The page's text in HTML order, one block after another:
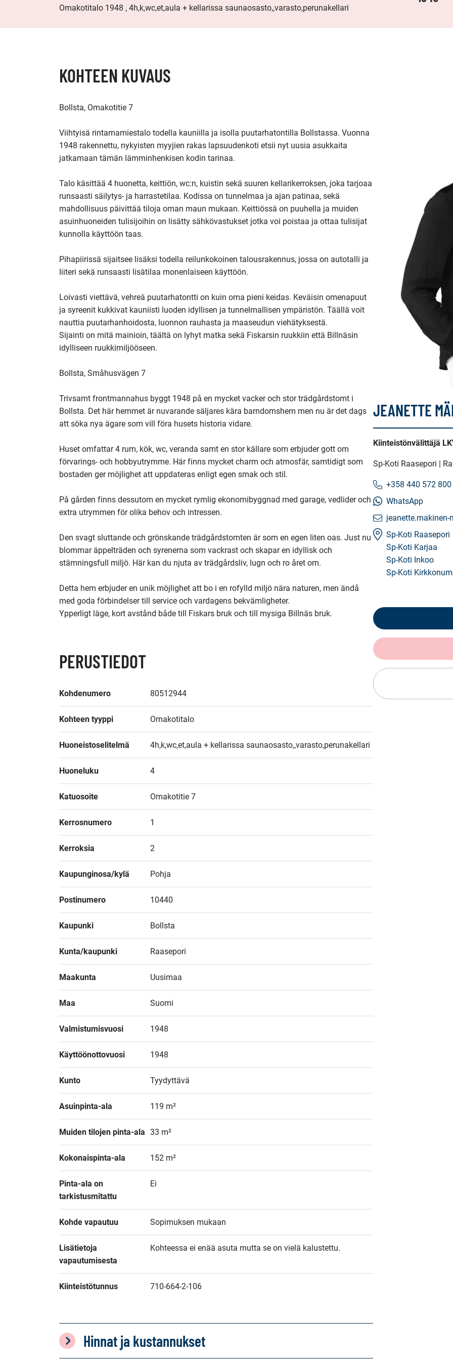
Omakotitalo 1948 , 4h,k,wc,et,aula + kellarissa saunaosasto,,varasto,perunakellari
KOHTEEN KUVAUS
Bollsta, Omakotitie 7
Viihtyisä rintamamiestalo todella kauniilla ja isolla puutarhatontilla Bollstassa. Vuonna
1948 rakennettu, nykyisten myyjien rakas lapsuudenkoti etsii nyt uusia asukkaita
jatkamaan tämän lämminhenkisen kodin tarinaa.
Talo käsittää 4 huonetta, keittiön, wc:n, kuistin sekä suuren kellarikerroksen, joka tarjoaa
runsaasti säilytys- ja harrastetilaa. Kodissa on tunnelmaa ja ajan patinaa, sekä
mahdollisuus päivittää tiloja oman maun mukaan. Keittiössä on puuhella ja muiden
asuinhuoneiden tulisijoihin on lisätty sähkövastukset jotka voi poistaa ja ottaa tulisijat
kunnolla käyttöön taas.
Pihapiirissä sijaitsee lisäksi todella reilunkokoinen talousrakennus, jossa on autotalli ja
liiteri sekä runsaasti lisätilaa monenlaiseen käyttöön.
Loivasti viettävä, vehreä puutarhatontti on kuin oma pieni keidas. Keväisin omenapuut
ja syreenit kukkivat kauniisti luoden idyllisen ja tunnelmallisen ympäristön. Täällä voit
nauttia puutarhanhoidosta, luonnon rauhasta ja maaseudun viehätyksestä.
Sijainti on mitä mainioin, täältä on lyhyt matka sekä Fiskarsin ruukkiin että Billnäsin
idylliseen ruukkimiljööseen.
Bollsta, Småhusvägen 7
Trivsamt frontmannahus byggt 1948 på en mycket vacker och stor trädgårdstomt i
Bollsta. Det här hemmet är nuvarande säljares kära barndomshem men nu är det dags
att söka nya ägare som vill föra husets historia vidare.
Huset omfattar 4 rum, kök, wc, veranda samt en stor källare som erbjuder gott om
förvarings- och hobbyutrymme. Här finns mycket charm och atmosfär, samtidigt som
bostaden ger möjlighet att uppdateras enligt egen smak och stil.
På gården finns dessutom en mycket rymlig ekonomibyggnad med garage, vedlider och
extra utrymmen för olika behov och intressen.
Den svagt sluttande och grönskande trädgårdstomten är som en egen liten oas. Just nu
blommar äppelträden och syrenerna som vackrast och skapar en idyllisk och
stämningsfull miljö. Här kan du njuta av trädgårdsliv, lugn och ro året om.
Detta hem erbjuder en unik möjlighet att bo i en rofylld miljö nära naturen, men ändå
med goda förbindelser till service och vardagens bekvämligheter.
Ypperligt läge, kort avstånd både till Fiskars bruk och till mysiga Billnäs bruk.
PERUSTIEDOT
Kohdenumero 80512944
Kohteen tyyppi Omakotitalo
Huoneistoselitelmä 4h,k,wc,et,aula + kellarissa saunaosasto,,varasto,perunakellari
Huoneluku 4
Katuosoite Omakotitie 7
Kerrosnumero 1
Kerroksia 2
Kaupunginosa/kylä Pohja
Postinumero 10440
Kaupunki Bollsta
Kunta/kaupunki Raasepori
Maakunta Uusimaa
Maa Suomi
Valmistumisvuosi 1948
Käyttöönottovuosi 1948
Kunto Tyydyttävä
Asuinpinta-ala 119 m²
Muiden tilojen pinta-ala 33 m²
Kokonaispinta-ala 152 m²
Pinta-ala on
tarkistusmitattu
Ei
Kohde vapautuu Sopimuksen mukaan
Lisätietoja
vapautumisesta
Kohteessa ei enää asuta mutta se on vielä kalustettu.
Kiinteistötunnus 710-664-2-106
Hinnat ja kustannukset
JEANETTE
Kiinteistönvälittäjä
Sp-Koti Raasepori |
+358 440 572 800
WhatsApp
Sp-Koti Raasepori
Sp-Koti Karjaa
Sp-Koti Inkoo
Sp-Koti